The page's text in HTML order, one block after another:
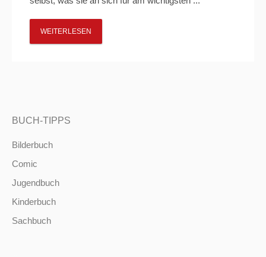
WEITERLESEN
BUCH-TIPPS
Bilderbuch
Comic
Jugendbuch
Kinderbuch
Sachbuch